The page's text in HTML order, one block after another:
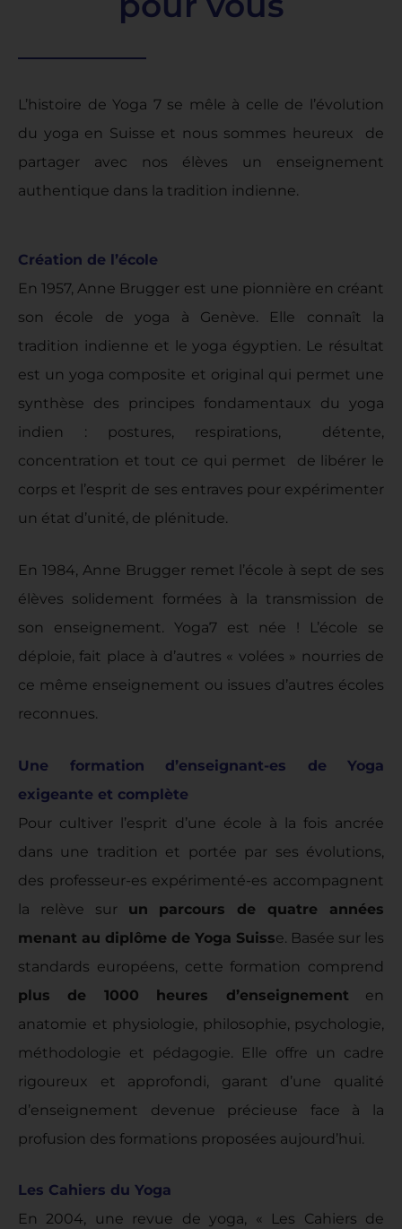
L’histoire de Yoga 7 se mêle à celle de l’évolution
du yoga en Suisse et nous sommes heureux de
partager avec nos élèves un enseignement
authentique dans la tradition indienne.
Création de l’école
En 1957, Anne Brugger est une pionnière en créant
son école de yoga à Genève. Elle connaît la
tradition indienne et le yoga égyptien. Le résultat
est un yoga composite et original qui permet une
synthèse des principes fondamentaux du yoga
indien : postures, respirations, détente,
concentration et tout ce qui permet de libérer le
corps et l’esprit de ses entraves pour expérimenter
un état d’unité, de plénitude.
En 1984, Anne Brugger remet l’école à sept de ses
élèves solidement formées à la transmission de
son enseignement. Yoga7 est née ! L’école se
déploie, fait place à d’autres « volées » nourries de
ce même enseignement ou issues d’autres écoles
reconnues.
Une formation d’enseignant-es de Yoga
exigeante et complète
Pour cultiver l’esprit d’une école à la fois ancrée
dans une tradition et portée par ses évolutions,
des professeur-es expérimenté-es accompagnent
la relève sur un parcours de quatre années
menant au diplôme de Yoga Suisse. Basée sur les
standards européens, cette formation comprend
plus de 1000 heures d’enseignement en
anatomie et physiologie, philosophie, psychologie,
méthodologie et pédagogie. Elle offre un cadre
rigoureux et approfondi, garant d’une qualité
d’enseignement devenue précieuse face à la
profusion des formations proposées aujourd’hui.
Les Cahiers du Yoga
En 2004, une revue de yoga, « Les Cahiers de